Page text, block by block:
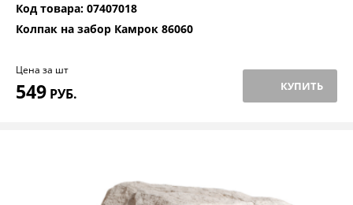
Код товара: 07407018
Колпак на забор Камрок 86060
Цена за шт
549 РУБ. КУПИТЬ